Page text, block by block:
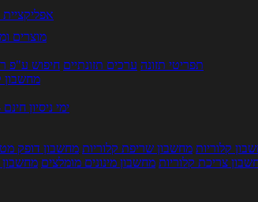
מוצרים
תפריטי תזונה ערכים תזונתיים חיפוש ע"פ
מחשבון
5 ימי ניסיון
קלוריות מחשבון שריפת קלוריות מחשבון דופק
צריכת קלוריות מחשבון מינונים מומלצים מחשבון